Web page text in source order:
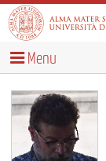
Menu